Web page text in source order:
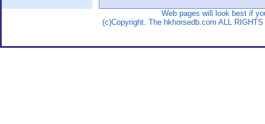
Web pages will look best if
(c)Copyright. The hkhorsedb.com ALL